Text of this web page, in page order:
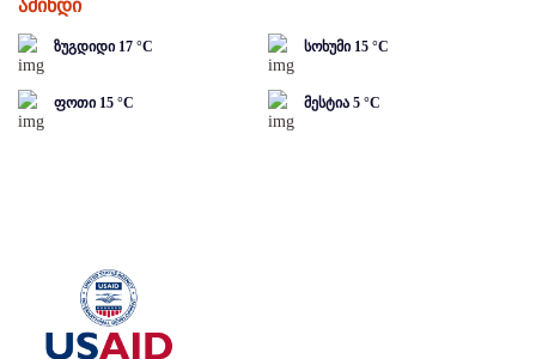
ამინდი
ზუგდიდი 17 °C სოხუმი 15 °C
ფოთი 15 °C მესტია 5 °C